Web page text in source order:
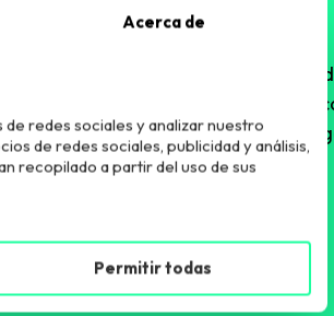
Oficial de Scrum Manager®
curso y superando los ejercicios de
la Certificación Oficial Scrum
autoridad académica (PDAs).
Acerca de
redes sociales y analizar nuestro
de redes sociales, publicidad y análisis,
recopilado a partir del uso de sus
Permitir todas